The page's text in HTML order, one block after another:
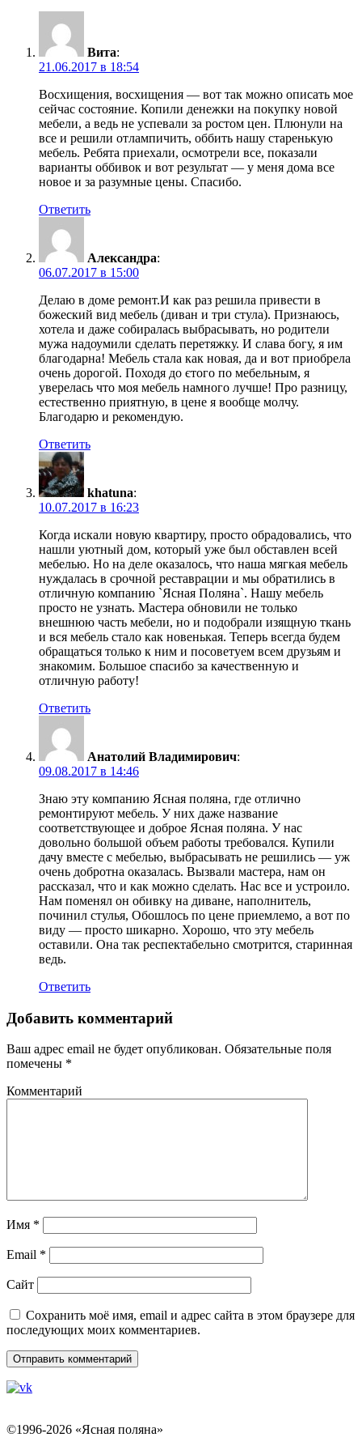
Вита:
21.06.2017 в 18:54
Восхищения, восхищения — вот так можно описать мое
сейчас состояние. Копили денежки на покупку новой
мебели, а ведь не успевали за ростом цен. Плюнули на
все и решили отлампичить, оббить нашу старенькую
мебель. Ребята приехали, осмотрели все, показали
варианты оббивок и вот результат — у меня дома все
новое и за разумные цены. Спасибо.
Ответить
Александра:
06.07.2017 в 15:00
Делаю в доме ремонт.И как раз решила привести в
божеский вид мебель (диван и три стула). Признаюсь,
хотела и даже собиралась выбрасывать, но родители
мужа надоумили сделать перетяжку. И слава богу, я им
благодарна! Мебель стала как новая, да и вот приобрела
очень дорогой. Походя до єтого по мебельным, я
уверелась что моя мебель намного лучше! Про разницу,
естественно приятную, в цене я вообще молчу.
Благодарю и рекомендую.
Ответить
khatuna:
10.07.2017 в 16:23
Когда искали новую квартиру, просто обрадовались, что
нашли уютный дом, который уже был обставлен всей
мебелью. Но на деле оказалось, что наша мягкая мебель
нуждалась в срочной реставрации и мы обратились в
отличную компанию `Ясная Поляна`. Нашу мебель
просто не узнать. Мастера обновили не только
внешнюю часть мебели, но и подобрали изящную ткань
и вся мебель стало как новенькая. Теперь всегда будем
обращаться только к ним и посоветуем всем друзьям и
знакомим. Большое спасибо за качественную и
отличную работу!
Ответить
Анатолий Владимирович:
09.08.2017 в 14:46
Знаю эту компанию Ясная поляна, где отлично
ремонтируют мебель. У них даже название
соответствующее и доброе Ясная поляна. У нас
довольно большой объем работы требовался. Купили
дачу вместе с мебелью, выбрасывать не решились — уж
очень добротна оказалась. Вызвали мастера, нам он
рассказал, что и как можно сделать. Нас все и устроило.
Нам поменял он обивку на диване, наполнитель,
починил стулья, Обошлось по цене приемлемо, а вот по
виду — просто шикарно. Хорошо, что эту мебель
оставили. Она так респектабельно смотрится, старинная
ведь.
Ответить
Добавить комментарий
Ваш адрес email не будет опубликован. Обязательные поля
помечены *
Комментарий
Имя *
Email *
Сайт
Сохранить моё имя, email и адрес сайта в этом браузере для
последующих моих комментариев.
©1996-2026 «Ясная поляна»